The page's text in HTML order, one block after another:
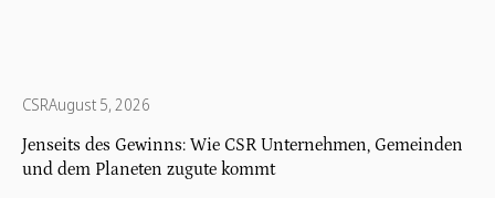
CSRAugust 5, 2026
Jenseits des Gewinns: Wie CSR Unternehmen, Gemeinden
und dem Planeten zugute kommt